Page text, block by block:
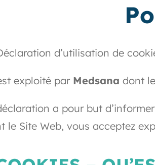
d’utilisation de
exploité par Medsana dont
a pour but
le Site Web, vous acceptez